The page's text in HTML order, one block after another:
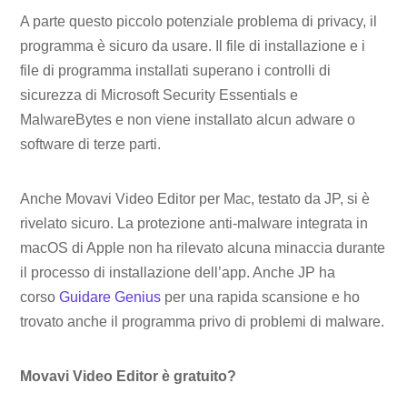
A parte questo piccolo potenziale problema di privacy, il
programma è sicuro da usare. Il file di installazione e i
file di programma installati superano i controlli di
sicurezza di Microsoft Security Essentials e
MalwareBytes e non viene installato alcun adware o
software di terze parti.
Anche Movavi Video Editor per Mac, testato da JP, si è
rivelato sicuro. La protezione anti-malware integrata in
macOS di Apple non ha rilevato alcuna minaccia durante
il processo di installazione dell’app. Anche JP ha
corsoGuidare Genius per una rapida scansione e ho
trovato anche il programma privo di problemi di malware.
Movavi Video Editor è gratuito?